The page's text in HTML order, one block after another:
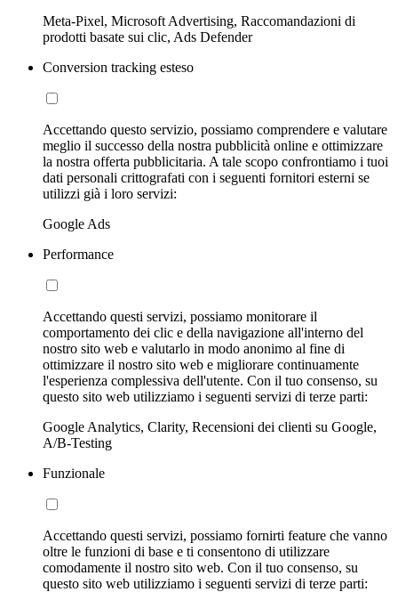
Meta-Pixel, Microsoft Advertising, Raccomandazioni di
prodotti basate sui clic, Ads Defender
Conversion tracking esteso
Accettando questo servizio, possiamo comprendere e valutare
meglio il successo della nostra pubblicità online e ottimizzare
la nostra offerta pubblicitaria. A tale scopo confrontiamo i tuoi
dati personali crittografati con i seguenti fornitori esterni se
utilizzi già i loro servizi:
Google Ads
Performance
Accettando questi servizi, possiamo monitorare il
comportamento dei clic e della navigazione all'interno del
nostro sito web e valutarlo in modo anonimo al fine di
ottimizzare il nostro sito web e migliorare continuamente
l'esperienza complessiva dell'utente. Con il tuo consenso, su
questo sito web utilizziamo i seguenti servizi di terze parti:
Google Analytics, Clarity, Recensioni dei clienti su Google,
A/B-Testing
Funzionale
Accettando questi servizi, possiamo fornirti feature che vanno
oltre le funzioni di base e ti consentono di utilizzare
comodamente il nostro sito web. Con il tuo consenso, su
questo sito web utilizziamo i seguenti servizi di terze parti: